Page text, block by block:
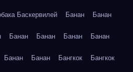
Баскервилей Банан Банан
Банан Банан Банан Банан
Банан Банан Бангкок Бангкок